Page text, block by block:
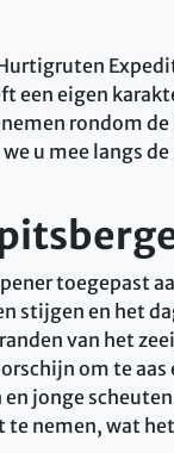
een eigen
rondom
u mee langs
toegepast
stijgen en het
van het
om te
jonge
nemen, wat